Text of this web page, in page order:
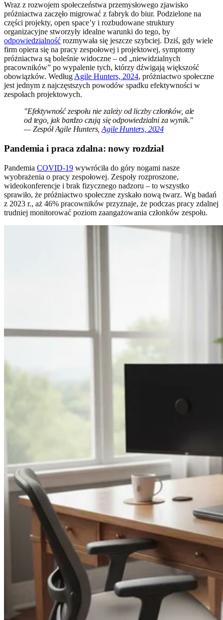
Wraz z rozwojem społeczeństwa przemysłowego zjawisko
próżniactwa zaczęło migrować z fabryk do biur. Podzielone na
części projekty, open space’y i rozbudowane struktury
organizacyjne stworzyły idealne warunki do tego, by
odpowiedzialność rozmywała się jeszcze szybciej. Dziś, gdy wiele
firm opiera się na pracy zespołowej i projektowej, symptomy
próżniactwa są boleśnie widoczne – od „niewidzialnych
pracowników” po wypalenie tych, którzy dźwigają większość
obowiązków. Według Agile Hunters, 2024, próżniactwo społeczne
jest jednym z najczęstszych powodów spadku efektywności w
zespołach projektowych.
"Efektywność zespołu nie zależy od liczby członków, ale
od tego, jak bardzo czują się odpowiedzialni za wynik."
— Zespół Agile Hunters,Agile Hunters, 2024
Pandemia i praca zdalna: nowy rozdział
Pandemia COVID-19 wywróciła do góry nogami nasze
wyobrażenia o pracy zespołowej. Zespoły rozproszone,
wideokonferencje i brak fizycznego nadzoru – to wszystko
sprawiło, że próżniactwo społeczne zyskało nową twarz. Wg badań
z 2023 r., aż 46% pracowników przyznaje, że podczas pracy zdalnej
trudniej monitorować poziom zaangażowania członków zespołu.